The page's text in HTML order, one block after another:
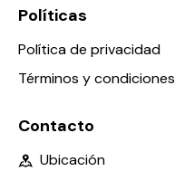
Políticas
Política de privacidad
Términos y condiciones
Contacto
Ubicación